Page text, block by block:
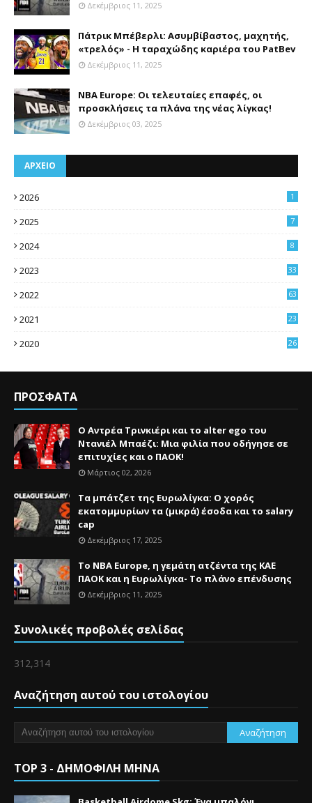
Δεκέμβριος 11, 2025
Πάτρικ Μπέβερλι: Ασυμβίβαστος, μαχητής,
«τρελός» - Η ταραχώδης καριέρα του PatBev
Δεκέμβριος 11, 2025
NBA Europe: Οι τελευταίες επαφές, οι
προσκλήσεις τα πλάνα της νέας λίγκας!
Δεκέμβριος 03, 2025
ΑΡΧΕΙΟ
2026 1
2025 7
2024 8
2023 33
2022 63
2021
23
2020
26
ΠΡΟΣΦΑΤΑ
Ο Αντρέα Τρινκιέρι και το alter ego του
Ντανιέλ Μπαέζι: Μια φιλία που οδήγησε σε
επιτυχίες και ο ΠΑΟΚ!
Μάρτιος 02, 2026
Τα μπάτζετ της Ευρωλίγκα: Ο χορός
εκατομμυρίων τα (μικρά) έσοδα και το salary
cap
Δεκέμβριος 17, 2025
Το NBA Europe, η γεμάτη ατζέντα της ΚΑΕ
ΠΑΟΚ και η Ευρωλίγκα- Το πλάνο επένδυσης
Δεκέμβριος 11, 2025
Συνολικές προβολές σελίδας
312,314
Αναζήτηση αυτού του ιστολογίου
TOP 3 - ΔΗΜΟΦΙΛΗ ΜΗΝΑ